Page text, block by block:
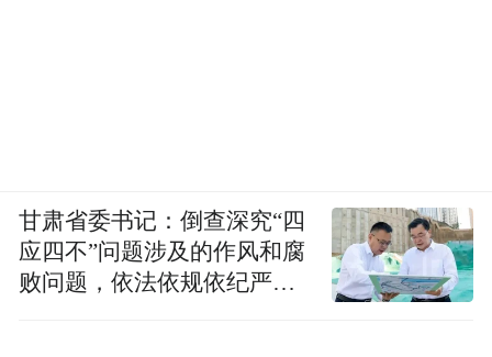
甘肃省委书记：倒查深究“四
应四不”问题涉及的作风和腐
败问题，依法依规依纪严肃